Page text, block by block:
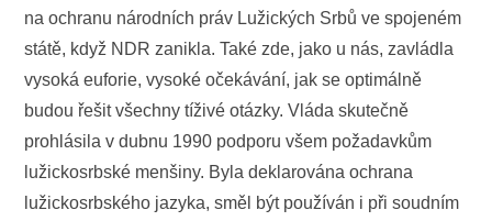
na ochranu národních práv Lužických Srbů ve spojeném
státě, když NDR zanikla. Také zde, jako u nás, zavládla
vysoká euforie, vysoké očekávání, jak se optimálně
budou řešit všechny tíživé otázky. Vláda skutečně
prohlásila v dubnu 1990 podporu všem požadavkům
lužickosrbské menšiny. Byla deklarována ochrana
lužickosrbského jazyka, směl být používán i při soudním